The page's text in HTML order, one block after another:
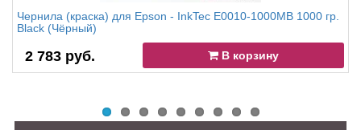
Чернила (краска) для Epson - InkTec E0010-1000MB 1000 гр.
Black (Чёрный)
2 783 руб. В корзину